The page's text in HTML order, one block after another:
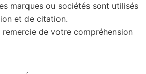
marques ou sociétés sont utilisés
et de citation.
remercie de votre compréhension